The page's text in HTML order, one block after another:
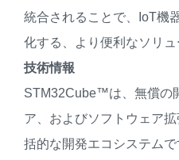
統合されることで、IoT機
化する、より便利なソリュ
技術情報
STM32Cube™は、無償の
ア、およびソフトウェア
括的な開発エコシステム